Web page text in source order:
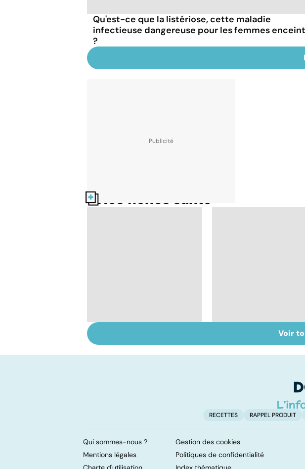
Qu'est-ce que la listériose, cette maladie
infectieuse dangereuse pour les femmes
?
Nos fiches santé
pulmonaire
Cancer du
le progrès des
Voir
RECETTES RAPPEL PRODUIT
Qui sommes-nous ?
Gestion des cookies
Mentions légales
Politiques de confidentialité